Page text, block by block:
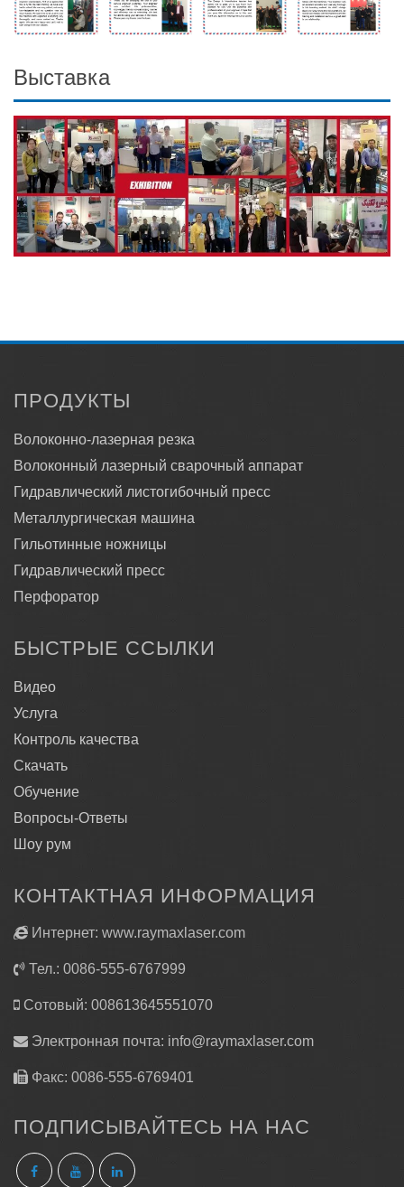
Выставка
ПРОДУКТЫ
Волоконно-лазерная резка
Волоконный лазерный сварочный аппарат
Гидравлический листогибочный пресс
Металлургическая машина
Гильотинные ножницы
Гидравлический пресс
Перфоратор
БЫСТРЫЕ ССЫЛКИ
Видео
Услуга
Контроль качества
Скачать
Обучение
Вопросы-Ответы
Шоу рум
КОНТАКТНАЯ ИНФОРМАЦИЯ
Интернет: www.raymaxlaser.com
Тел.: 0086-555-6767999
Сотовый: 008613645551070
Электронная почта: info@raymaxlaser.com
Факс: 0086-555-6769401
ПОДПИСЫВАЙТЕСЬ НА НАС